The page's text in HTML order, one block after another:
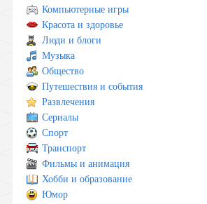
Компьютерные игры
Красота и здоровье
Люди и блоги
Музыка
Общество
Путешествия и события
Развлечения
Сериалы
Спорт
Транспорт
Фильмы и анимация
Хобби и образование
Юмор